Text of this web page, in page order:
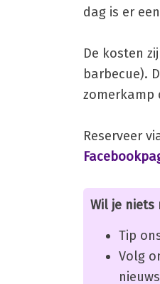
dag is er
De kosten
barbecue).
zomerkamp
Reserveer
Wil je niets
Tip
Volg